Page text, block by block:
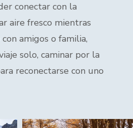
conectar con la
aire fresco mientras
amigos o familia,
solo, caminar por la
reconectarse con uno